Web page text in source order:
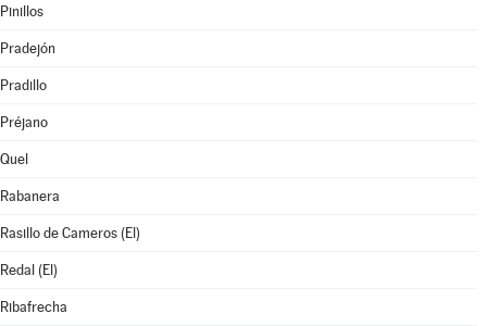
Pinillos
Pradejón
Pradillo
Préjano
Quel
Rabanera
Rasillo de Cameros (El)
Redal (El)
Ribafrecha